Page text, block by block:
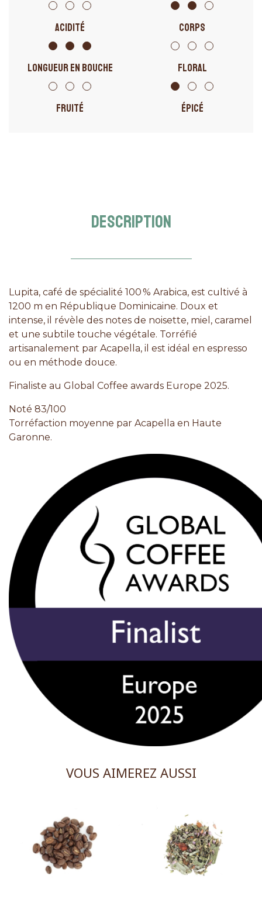
ACIDITÉ CORPS
LONGUEUR EN BOUCHE FLORAL
FRUITÉ ÉPICÉ
DESCRIPTION
Lupita, café de spécialité 100 % Arabica, est cultivé à
1200 m en République Dominicaine. Doux et
intense, il révèle des notes de noisette, miel, caramel
et une subtile touche végétale. Torréfié
artisanalement par Acapella, il est idéal en espresso
ou en méthode douce.
Finaliste au Global Coffee awards Europe 2025.
Noté 83/100
Torréfaction moyenne par Acapella en Haute
Garonne.
VOUS AIMEREZ AUSSI